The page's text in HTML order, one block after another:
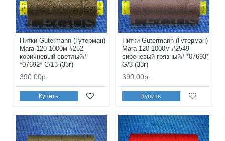
Нитки Gutermann (Гутерман)
Mara 120 1000м #252
коричневый светлый#
*07692* C/13 (33г)
390.00р.
Купить
Нитки Gutermann (Гутерман)
Mara 120 1000м #2549
сиреневый грязный# *07693*
G/3 (33г)
390.00р.
Купить